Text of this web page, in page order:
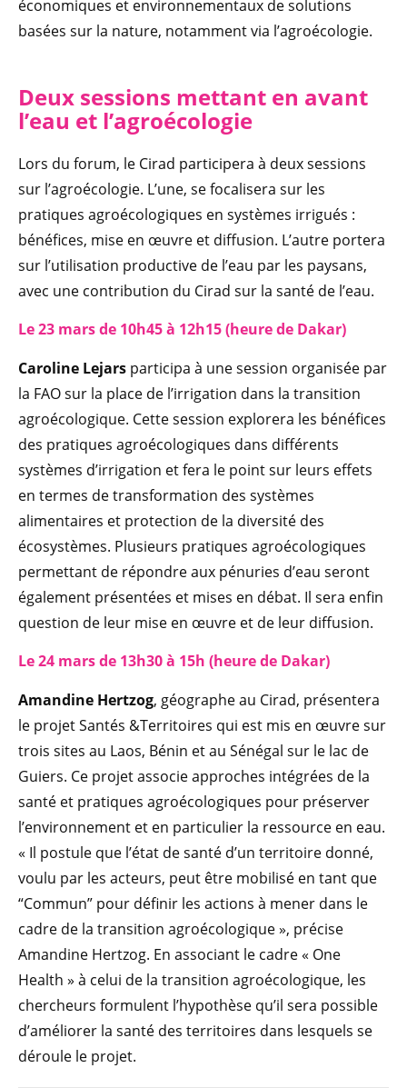
économiques et environnementaux de solutions
basées sur la nature, notamment via l’agroécologie.
Deux sessions mettant en avant
l’eau et l’agroécologie
Lors du forum, le Cirad participera à deux sessions
sur l’agroécologie. L’une, se focalisera sur les
pratiques agroécologiques en systèmes irrigués :
bénéfices, mise en œuvre et diffusion. L’autre portera
sur l’utilisation productive de l’eau par les paysans,
avec une contribution du Cirad sur la santé de l’eau.
Le 23 mars de 10h45 à 12h15 (heure de Dakar)
Caroline Lejars participa à une session organisée par
la FAO sur la place de l’irrigation dans la transition
agroécologique. Cette session explorera les bénéfices
des pratiques agroécologiques dans différents
systèmes d’irrigation et fera le point sur leurs effets
en termes de transformation des systèmes
alimentaires et protection de la diversité des
écosystèmes. Plusieurs pratiques agroécologiques
permettant de répondre aux pénuries d’eau seront
également présentées et mises en débat. Il sera enfin
question de leur mise en œuvre et de leur diffusion.
Le 24 mars de 13h30 à 15h (heure de Dakar)
Amandine Hertzog, géographe au Cirad, présentera
le projet Santés &Territoires qui est mis en œuvre sur
trois sites au Laos, Bénin et au Sénégal sur le lac de
Guiers. Ce projet associe approches intégrées de la
santé et pratiques agroécologiques pour préserver
l’environnement et en particulier la ressource en eau.
« Il postule que l’état de santé d’un territoire donné,
voulu par les acteurs, peut être mobilisé en tant que
“Commun” pour définir les actions à mener dans le
cadre de la transition agroécologique », précise
Amandine Hertzog. En associant le cadre « One
Health » à celui de la transition agroécologique, les
chercheurs formulent l’hypothèse qu’il sera possible
d’améliorer la santé des territoires dans lesquels se
déroule le projet.